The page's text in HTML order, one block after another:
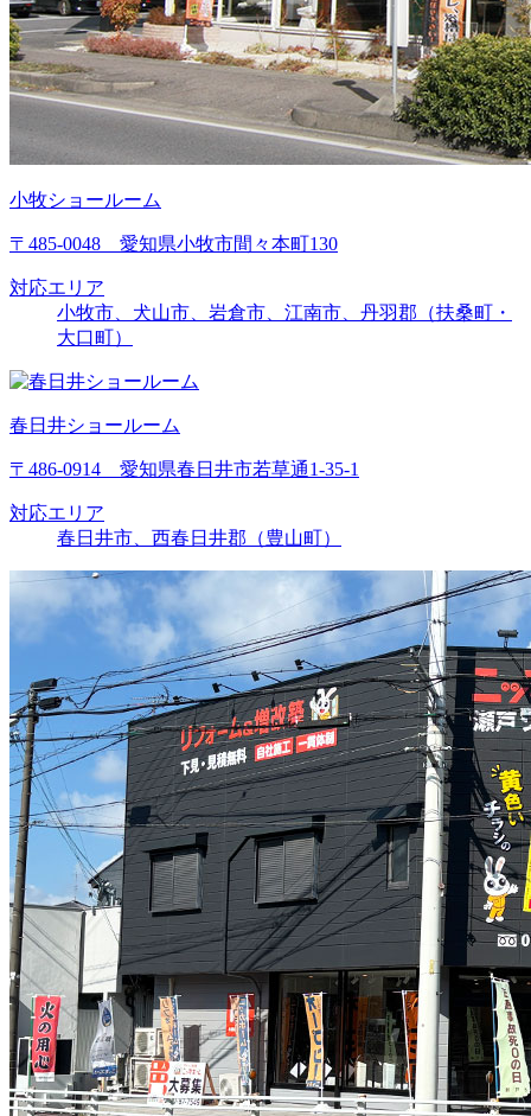
小牧ショールーム
〒485-0048 愛知県小牧市間々本町130
対応エリア
小牧市、犬山市、岩倉市、江南市、丹羽郡（扶桑町・
大口町）
春日井ショールーム
〒486-0914 愛知県春日井市若草通1-35-1
対応エリア
春日井市、西春日井郡（豊山町）